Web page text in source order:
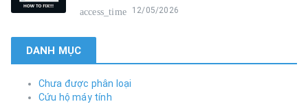
access_time
12/05/2026
DANH MỤC
Chưa được phân loại
Cứu hộ máy tính